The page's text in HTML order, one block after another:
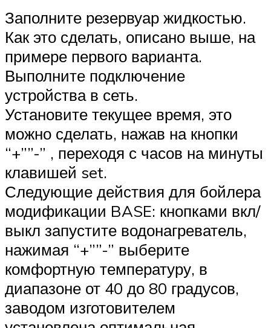
Заполните резервуар жидкостью.
Как это сделать, описано выше, на
примере первого варианта.
Выполните подключение
устройства в сеть.
Установите текущее время, это
можно сделать, нажав на кнопки
“+””-” , переходя с часов на минуты
клавишей set.
Следующие действия для бойлера
модификации BASE: кнопками вкл/
выкл запустите водонагреватель,
нажимая “+””-” выберите
комфортную температуру, в
диапазоне от 40 до 80 градусов,
заводом изготовителем